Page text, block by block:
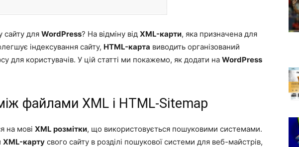
сайту для WordPress? На відміну від XML-карти, яка призначена для
індексування сайту, HTML-карта виводить організований
для користувачів. У цій статті ми покажемо, як додати на WordPress
файлами XML і HTML-Sitemap
на мові XML розмітки, що використовується пошуковими системами.
XML-карту свого сайту в розділі пошукової системи для веб-майстрів,